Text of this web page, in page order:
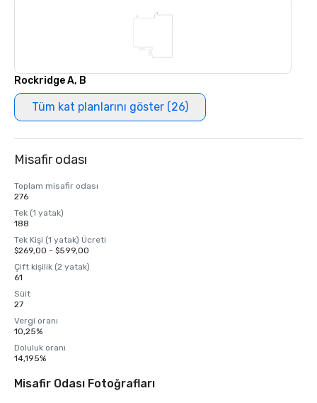
Rockridge A, B
Tüm kat planlarını göster (26)
Misafir odası
Toplam misafir odası
276
Tek (1 yatak)
188
Tek Kişi (1 yatak) Ücreti
$269,00 - $599,00
Çift kişilik (2 yatak)
61
Süit
27
Vergi oranı
10,25%
Doluluk oranı
14,195%
Misafir Odası Fotoğrafları